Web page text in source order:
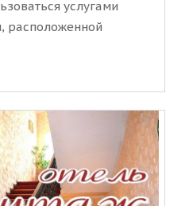
услугами
расположенной